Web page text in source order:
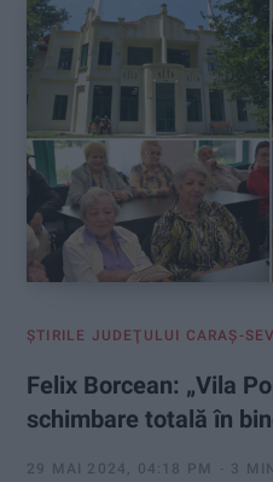
ŞTIRILE JUDEŢULUI CARAŞ-
Felix Borcean: „Vila
schimbare totală în
29 MAI 2024, 04:18 PM 3